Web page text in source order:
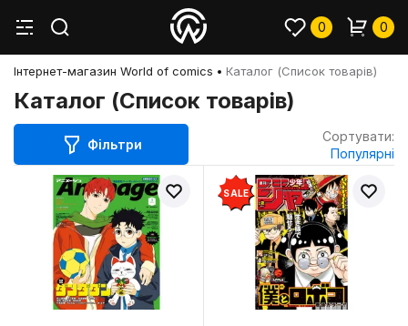
0 0
Інтернет-магазин World of comics Каталог (Список товарів)
Каталог (Список товарів)
Фільтри
Сортувати:
Популярні
SALE